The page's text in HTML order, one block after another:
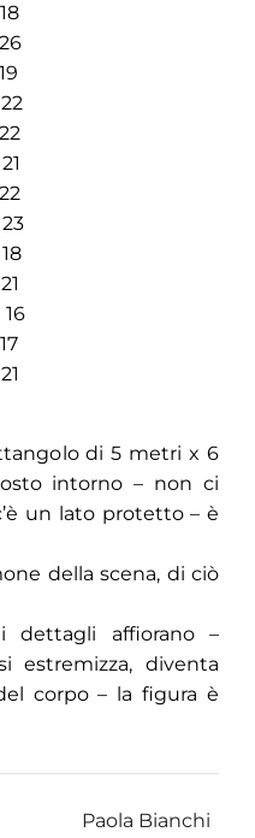
di 5 metri x 6
intorno – non ci
un lato protetto – è
della scena, di ciò
dettagli affiorano –
estremizza, diventa
corpo – la figura è
Paola Bianchi